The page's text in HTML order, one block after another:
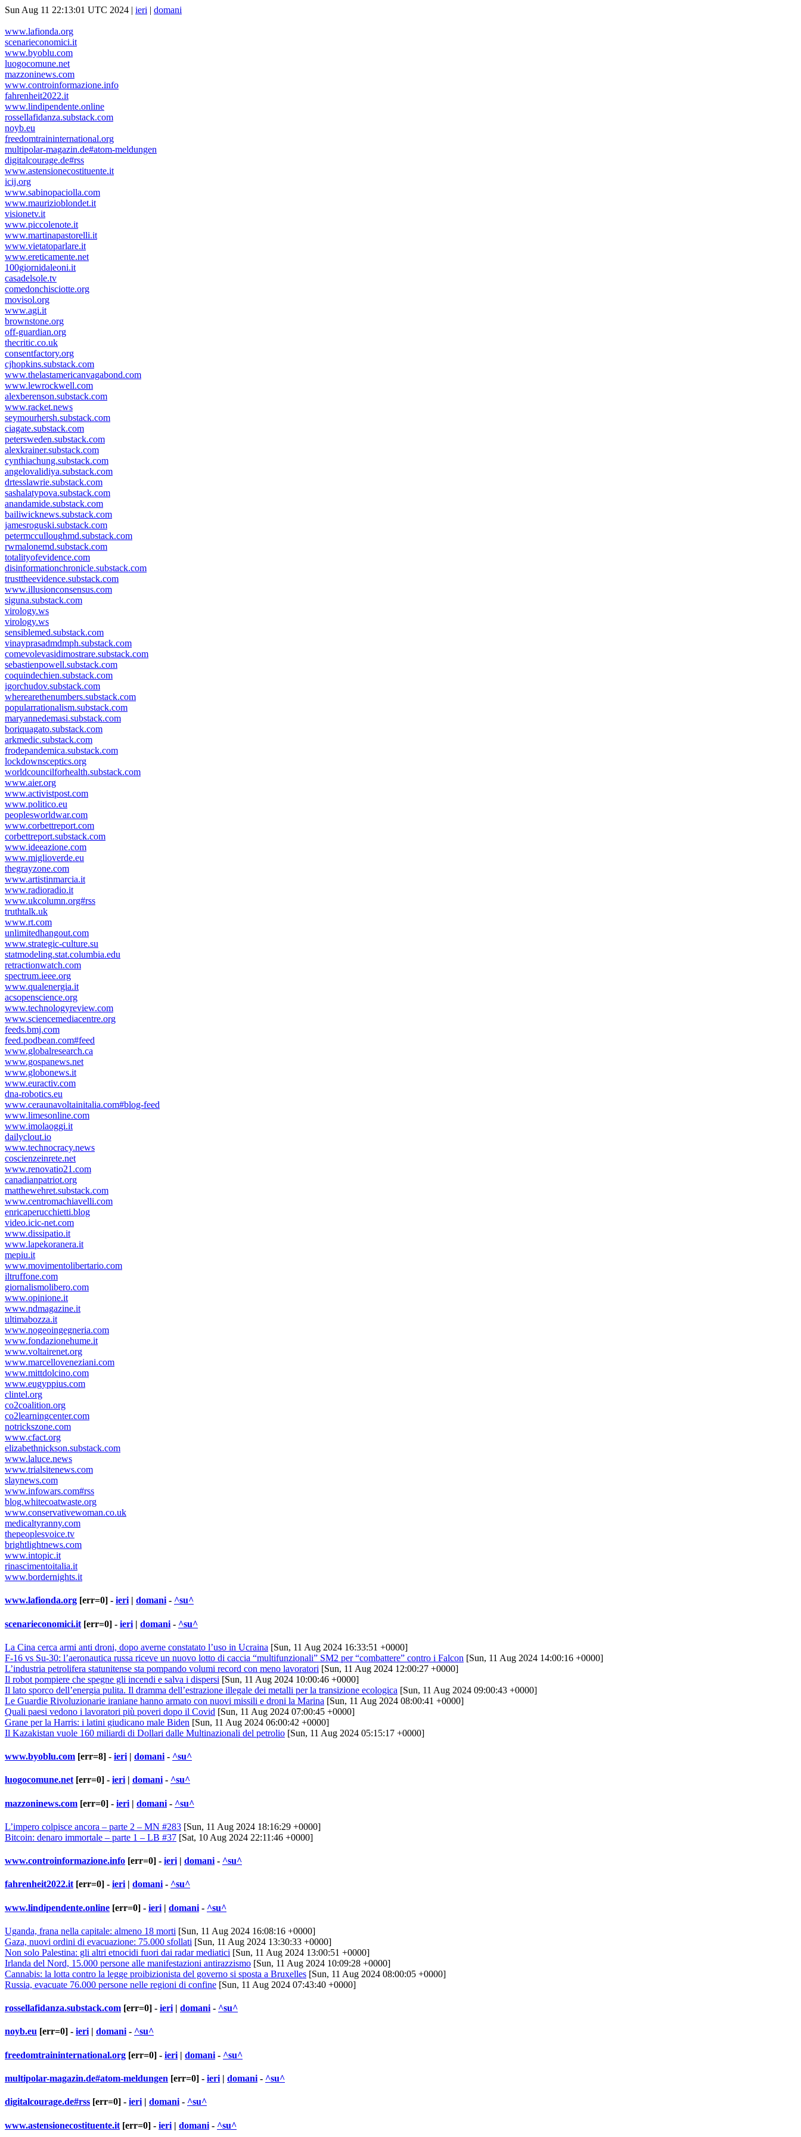
Sun Aug 11 22:13:01 UTC 2024 | ieri | domani
www.lafionda.org
scenarieconomici.it
www.byoblu.com
luogocomune.net
mazzoninews.com
www.controinformazione.info
fahrenheit2022.it
www.lindipendente.online
rossellafidanza.substack.com
noyb.eu
freedomtraininternational.org
multipolar-magazin.de#atom-meldungen
digitalcourage.de#rss
www.astensionecostituente.it
icij.org
www.sabinopaciolla.com
www.maurizioblondet.it
visionetv.it
www.piccolenote.it
www.martinapastorelli.it
www.vietatoparlare.it
www.ereticamente.net
100giornidaleoni.it
casadelsole.tv
comedonchisciotte.org
movisol.org
www.agi.it
brownstone.org
off-guardian.org
thecritic.co.uk
consentfactory.org
cjhopkins.substack.com
www.thelastamericanvagabond.com
www.lewrockwell.com
alexberenson.substack.com
www.racket.news
seymourhersh.substack.com
ciagate.substack.com
petersweden.substack.com
alexkrainer.substack.com
cynthiachung.substack.com
angelovalidiya.substack.com
drtesslawrie.substack.com
sashalatypova.substack.com
anandamide.substack.com
bailiwicknews.substack.com
jamesroguski.substack.com
petermcculloughmd.substack.com
rwmalonemd.substack.com
totalityofevidence.com
disinformationchronicle.substack.com
trusttheevidence.substack.com
www.illusionconsensus.com
siguna.substack.com
virology.ws
virology.ws
sensiblemed.substack.com
vinayprasadmdmph.substack.com
comevolevasidimostrare.substack.com
sebastienpowell.substack.com
coquindechien.substack.com
igorchudov.substack.com
wherearethenumbers.substack.com
popularrationalism.substack.com
maryannedemasi.substack.com
boriquagato.substack.com
arkmedic.substack.com
frodepandemica.substack.com
lockdownsceptics.org
worldcouncilforhealth.substack.com
www.aier.org
www.activistpost.com
www.politico.eu
peoplesworldwar.com
www.corbettreport.com
corbettreport.substack.com
www.ideeazione.com
www.miglioverde.eu
thegrayzone.com
www.artistinmarcia.it
www.radioradio.it
www.ukcolumn.org#rss
truthtalk.uk
www.rt.com
unlimitedhangout.com
www.strategic-culture.su
statmodeling.stat.columbia.edu
retractionwatch.com
spectrum.ieee.org
www.qualenergia.it
acsopenscience.org
www.technologyreview.com
www.sciencemediacentre.org
feeds.bmj.com
feed.podbean.com#feed
www.globalresearch.ca
www.gospanews.net
www.globonews.it
www.euractiv.com
dna-robotics.eu
www.ceraunavoltainitalia.com#blog-feed
www.limesonline.com
www.imolaoggi.it
dailyclout.io
www.technocracy.news
coscienzeinrete.net
www.renovatio21.com
canadianpatriot.org
matthewehret.substack.com
www.centromachiavelli.com
enricaperucchietti.blog
video.icic-net.com
www.dissipatio.it
www.lapekoranera.it
mepiu.it
www.movimentolibertario.com
iltruffone.com
giornalismolibero.com
www.opinione.it
www.ndmagazine.it
ultimabozza.it
www.nogeoingegneria.com
www.fondazionehume.it
www.voltairenet.org
www.marcelloveneziani.com
www.mittdolcino.com
www.eugyppius.com
clintel.org
co2coalition.org
co2learningcenter.com
notrickszone.com
www.cfact.org
elizabethnickson.substack.com
www.laluce.news
www.trialsitenews.com
slaynews.com
www.infowars.com#rss
blog.whitecoatwaste.org
www.conservativewoman.co.uk
medicaltyranny.com
thepeoplesvoice.tv
brightlightnews.com
www.intopic.it
rinascimentoitalia.it
www.bordernights.it
www.lafionda.org [err=0] - ieri | domani - ^su^
scenarieconomici.it [err=0] - ieri | domani - ^su^
La Cina cerca armi anti droni, dopo averne constatato l’uso in Ucraina [Sun, 11 Aug 2024 16:33:51 +0000]
F-16 vs Su-30: l’aeronautica russa riceve un nuovo lotto di caccia “multifunzionali” SM2 per “combattere” contro i Falcon [Sun, 11 Aug 2024 14:00:16 +0000]
L’industria petrolifera statunitense sta pompando volumi record con meno lavoratori [Sun, 11 Aug 2024 12:00:27 +0000]
Il robot pompiere che spegne gli incendi e salva i dispersi [Sun, 11 Aug 2024 10:00:46 +0000]
Il lato sporco dell’energia pulita. Il dramma dell’estrazione illegale dei metalli per la transizione ecologica [Sun, 11 Aug 2024 09:00:43 +0000]
Le Guardie Rivoluzionarie iraniane hanno armato con nuovi missili e droni la Marina [Sun, 11 Aug 2024 08:00:41 +0000]
Quali paesi vedono i lavoratori più poveri dopo il Covid [Sun, 11 Aug 2024 07:00:45 +0000]
Grane per la Harris: i latini giudicano male Biden [Sun, 11 Aug 2024 06:00:42 +0000]
Il Kazakistan vuole 160 miliardi di Dollari dalle Multinazionali del petrolio [Sun, 11 Aug 2024 05:15:17 +0000]
www.byoblu.com [err=8] - ieri | domani - ^su^
luogocomune.net [err=0] - ieri | domani - ^su^
mazzoninews.com [err=0] - ieri | domani - ^su^
L’impero colpisce ancora – parte 2 – MN #283 [Sun, 11 Aug 2024 18:16:29 +0000]
Bitcoin: denaro immortale – parte 1 – LB #37 [Sat, 10 Aug 2024 22:11:46 +0000]
www.controinformazione.info [err=0] - ieri | domani - ^su^
fahrenheit2022.it [err=0] - ieri | domani - ^su^
www.lindipendente.online [err=0] - ieri | domani - ^su^
Uganda, frana nella capitale: almeno 18 morti [Sun, 11 Aug 2024 16:08:16 +0000]
Gaza, nuovi ordini di evacuazione: 75.000 sfollati [Sun, 11 Aug 2024 13:30:33 +0000]
Non solo Palestina: gli altri etnocidi fuori dai radar mediatici [Sun, 11 Aug 2024 13:00:51 +0000]
Irlanda del Nord, 15.000 persone alle manifestazioni antirazzismo [Sun, 11 Aug 2024 10:09:28 +0000]
Cannabis: la lotta contro la legge proibizionista del governo si sposta a Bruxelles [Sun, 11 Aug 2024 08:00:05 +0000]
Russia, evacuate 76.000 persone nelle regioni di confine [Sun, 11 Aug 2024 07:43:40 +0000]
rossellafidanza.substack.com [err=0] - ieri | domani - ^su^
noyb.eu [err=0] - ieri| domani- ^su^
freedomtraininternational.org [err=0] - ieri | domani - ^su^
multipolar-magazin.de#atom-meldungen [err=0] - ieri | domani - ^su^
digitalcourage.de#rss [err=0] - ieri | domani - ^su^
www.astensionecostituente.it [err=0] - ieri | domani - ^su^